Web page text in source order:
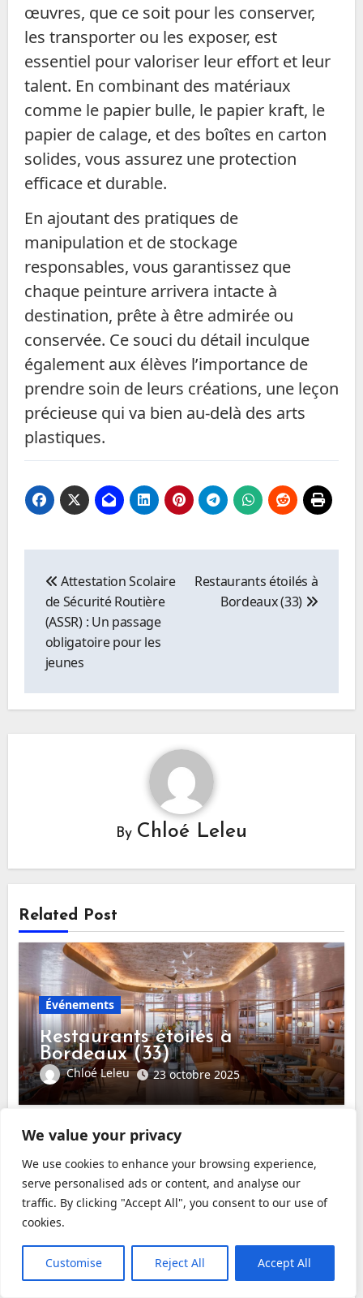
We value your privacy
We use cookies to enhance your browsing experience,
serve personalised ads or content, and analyse our
traffic. By clicking "Accept All", you consent to our use of
cookies.
Customise Reject All Accept All
œuvres, que ce soit pour les conserver,
les transporter ou les exposer, est
essentiel pour valoriser leur effort et leur
talent. En combinant des matériaux
comme le papier bulle, le papier kraft, le
papier de calage, et des boîtes en carton
solides, vous assurez une protection
efficace et durable.
En ajoutant des pratiques de
manipulation et de stockage
responsables, vous garantissez que
chaque peinture arrivera intacte à
destination, prête à être admirée ou
conservée. Ce souci du détail inculque
également aux élèves l’importance de
prendre soin de leurs créations, une leçon
précieuse qui va bien au-delà des arts
plastiques.
l’article
Attestation Scolaire
de Sécurité Routière
(ASSR) : Un passage
obligatoire pour les
jeunes
Restaurants étoilés à
Bordeaux (33)
By Chloé Leleu
Related Post
Événements
Restaurants étoilés à
Bordeaux (33)
Chloé Leleu 23 octobre 2025
Événements
Attestation Scolaire de
Sécurité Routière (ASSR) : Un
passage obligatoire pour les
jeunes
Chloé Leleu 26 décembre 2024